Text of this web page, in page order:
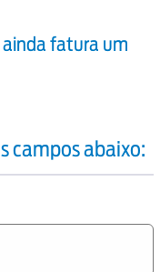
ainda fatura um
campos abaixo: